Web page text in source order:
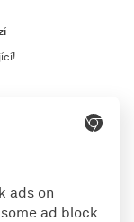
ads on
ad block